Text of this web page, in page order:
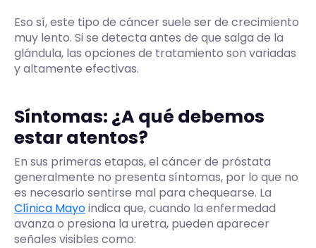
Eso sí, este tipo de cáncer suele ser de crecimiento
muy lento. Si se detecta antes de que salga de la
glándula, las opciones de tratamiento son variadas
y altamente efectivas.
Síntomas: ¿A qué debemos
estar atentos?
En sus primeras etapas, el cáncer de próstata
generalmente no presenta síntomas, por lo que no
es necesario sentirse mal para chequearse. La
Clínica Mayoindica que, cuando la enfermedad
avanza o presiona la uretra, pueden aparecer
señales visibles como: